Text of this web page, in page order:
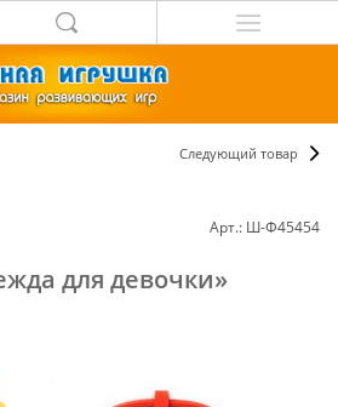
Следующий товар
Арт.: Ш-Ф45454
для девочки»